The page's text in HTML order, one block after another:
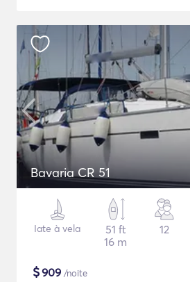
Bavaria CR 51
Iate à vela
51 ft
16 m
12
$909 /noite